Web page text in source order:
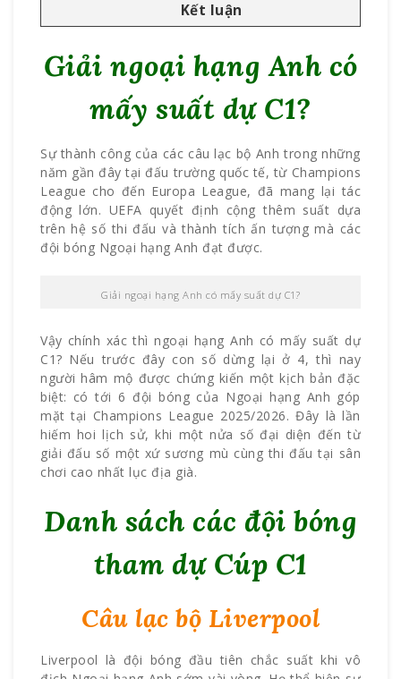
Kết luận
Giải ngoại hạng Anh có
mấy suất dự C1?
Sự thành công của các câu lạc bộ Anh trong những
năm gần đây tại đấu trường quốc tế, từ Champions
League cho đến Europa League, đã mang lại tác
động lớn. UEFA quyết định cộng thêm suất dựa
trên hệ số thi đấu và thành tích ấn tượng mà các
đội bóng Ngoại hạng Anh đạt được.
Giải ngoại hạng Anh có mấy suất dự C1?
Vậy chính xác thì ngoại hạng Anh có mấy suất dự
C1? Nếu trước đây con số dừng lại ở 4, thì nay
người hâm mộ được chứng kiến một kịch bản đặc
biệt: có tới 6 đội bóng của Ngoại hạng Anh góp
mặt tại Champions League 2025/2026. Đây là lần
hiếm hoi lịch sử, khi một nửa số đại diện đến từ
giải đấu số một xứ sương mù cùng thi đấu tại sân
chơi cao nhất lục địa già.
Danh sách các đội bóng
tham dự Cúp C1
Câu lạc bộ Liverpool
Liverpool là đội bóng đầu tiên chắc suất khi vô